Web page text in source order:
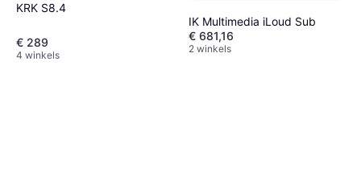
KRK S8.4
€ 289
4 winkels
IK Multimedia iLoud Sub
€ 681,16
2 winkels